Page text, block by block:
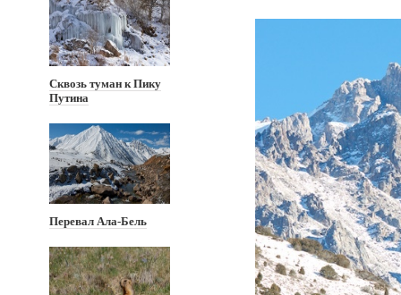
Сквозь туман к Пику
Путина
Перевал Ала-Бель